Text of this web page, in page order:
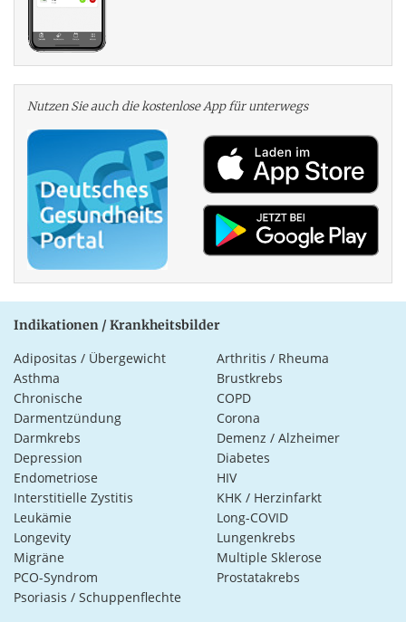
Nutzen Sie auch die kosten­lose App für unterwegs
Indikationen / Krankheitsbilder
Adipositas / Übergewicht
Arthritis / Rheuma
Asthma
Brustkrebs
Chronische
Darmentzündung
COPD
Corona
Darmkrebs
Demenz / Alzheimer
Depression
Diabetes
Endometriose
HIV
Interstitielle Zystitis
KHK / Herzinfarkt
Leukämie
Long-COVID
Longevity
Lungenkrebs
Migräne
Multiple Sklerose
PCO-Syndrom
Prostatakrebs
Psoriasis / Schuppenflechte